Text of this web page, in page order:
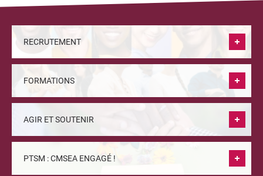
RECRUTEMENT
FORMATIONS
AGIR ET SOUTENIR
PTSM : CMSEA ENGAGÉ !